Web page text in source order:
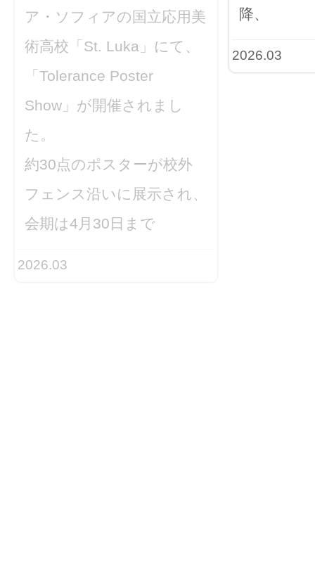
降、
2026.03
ア・ソフィアの国立応用美
術高校「St. Luka」にて、
「Tolerance Poster
Show」が開催されまし
た。
約30点のポスターが校外
フェンス沿いに展示され、
会期は4月30日まで
2026.03